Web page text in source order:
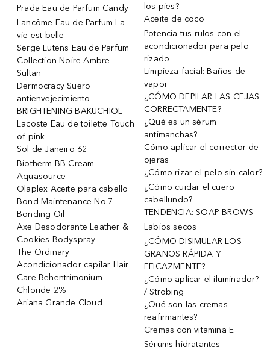
Prada Eau de Parfum Candy
Lancôme Eau de Parfum La
vie est belle
Serge Lutens Eau de Parfum
Collection Noire Ambre
Sultan
Dermocracy Suero
antienvejecimiento
BRIGHTENING BAKUCHIOL
Lacoste Eau de toilette Touch
of pink
Sol de Janeiro 62
Biotherm BB Cream
Aquasource
Olaplex Aceite para cabello
Bond Maintenance No.7
Bonding Oil
Axe Desodorante Leather &
Cookies Bodyspray
The Ordinary
Acondicionador capilar Hair
Care Behentrimonium
Chloride 2%
Ariana Grande Cloud
los pies?
Aceite de coco
Potencia tus rulos con el
acondicionador para pelo
rizado
Limpieza facial: Baños de
vapor
¿CÓMO DEPILAR LAS CEJAS
CORRECTAMENTE?
¿Qué es un sérum
antimanchas?
Cómo aplicar el corrector de
ojeras
¿Cómo rizar el pelo sin calor?
¿Cómo cuidar el cuero
cabellundo?
TENDENCIA: SOAP BROWS
Labios secos
¿CÓMO DISIMULAR LOS
GRANOS RÁPIDA Y
EFICAZMENTE?
¿Cómo aplicar el iluminador?
/ Strobing
¿Qué son las cremas
reafirmantes?
Cremas con vitamina E
Sérums hidratantes